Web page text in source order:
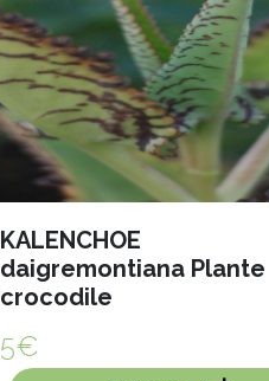
KALENCHOE
daigremontiana Plante
crocodile
5€